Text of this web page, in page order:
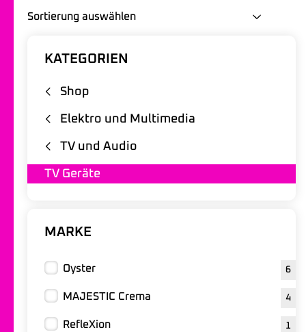
KATEGORIEN
Shop
Elektro und Multimedia
TV und Audio
TV Geräte
MARKE
Oyster 6
MAJESTIC Crema 4
RefleXion 1